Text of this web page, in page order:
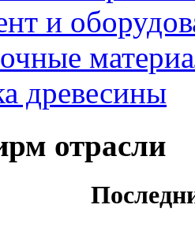
и
древесины
отрасли